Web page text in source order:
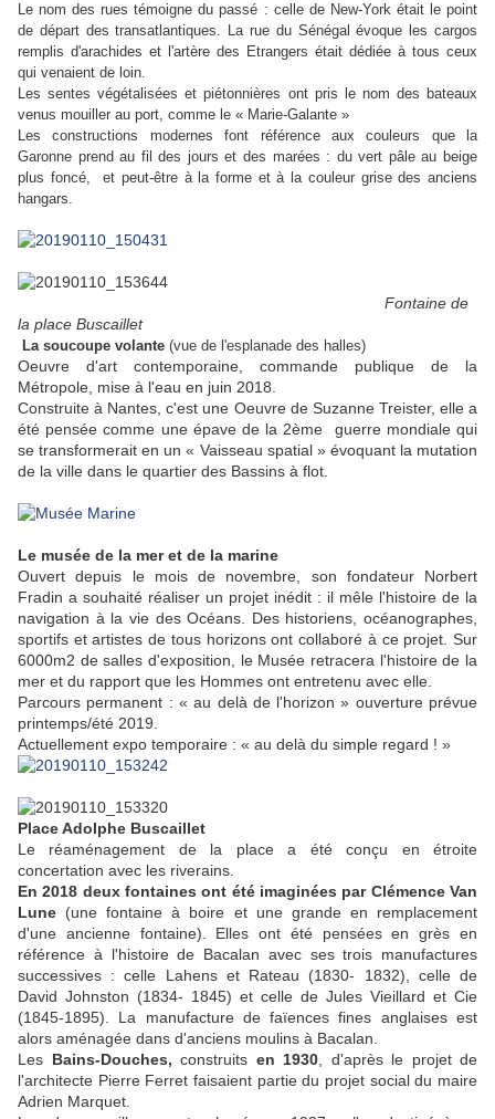
Le nom des rues témoigne du passé : celle de New-York était le point
de départ des transatlantiques. La rue du Sénégal évoque les cargos
remplis d'arachides et l'artère des Etrangers était dédiée à tous ceux
qui venaient de loin.
Les sentes végétalisées et piétonnières ont pris le nom des bateaux
venus mouiller au port, comme le « Marie-Galante »
Les constructions modernes font référence aux couleurs que la
Garonne prend au fil des jours et des marées : du vert pâle au beige
plus foncé, et peut-être à la forme et à la couleur grise des anciens
hangars.
Fontaine de
la place Buscaillet
La soucoupe volante (vue de l'esplanade des halles)
Oeuvre d'art contemporaine, commande publique de la
Métropole, mise à l'eau en juin 2018.
Construite à Nantes, c'est une Oeuvre de Suzanne Treister, elle a
été pensée comme une épave de la 2ème guerre mondiale qui
se transformerait en un « Vaisseau spatial » évoquant la mutation
de la ville dans le quartier des Bassins à flot.
Le musée de la mer et de la marine
Ouvert depuis le mois de novembre, son fondateur Norbert
Fradin a souhaité réaliser un projet inédit : il mêle l'histoire de la
navigation à la vie des Océans. Des historiens, océanographes,
sportifs et artistes de tous horizons ont collaboré à ce projet. Sur
6000m2 de salles d'exposition, le Musée retracera l'histoire de la
mer et du rapport que les Hommes ont entretenu avec elle.
Parcours permanent : « au delà de l'horizon » ouverture prévue
printemps/été 2019.
Actuellement expo temporaire : « au delà du simple regard ! »
Place Adolphe Buscaillet
Le réaménagement de la place a été conçu en étroite
concertation avec les riverains.
En 2018 deux fontaines ont été imaginées par Clémence Van
Lune (une fontaine à boire et une grande en remplacement
d'une ancienne fontaine). Elles ont été pensées en grès en
référence à l'histoire de Bacalan avec ses trois manufactures
successives : celle Lahens et Rateau (1830- 1832), celle de
David Johnston (1834- 1845) et celle de Jules Vieillard et Cie
(1845-1895). La manufacture de faïences fines anglaises est
alors aménagée dans d'anciens moulins à Bacalan.
Les Bains-Douches, construits en 1930 , d'après le projet de
l'architecte Pierre Ferret faisaient partie du projet social du maire
Adrien Marquet.